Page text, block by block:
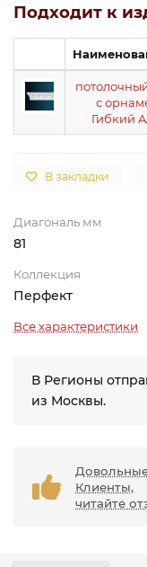
Подходит к
с
Гибкий
В закладки
Диагональ мм
81
Коллекция
Перфект
Все характеристики
В Регионы
из Москвы.
Клиенты,
читайте